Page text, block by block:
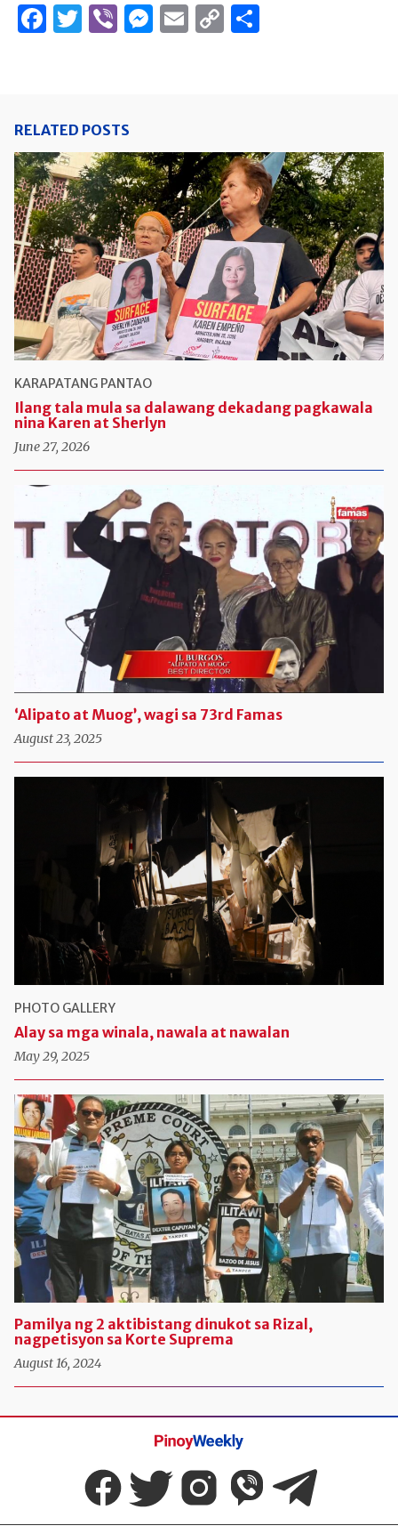
Facebook
Twitter
ViberMessenger
Email
Copy
RELATED POSTS
KARAPATANG PANTAO
Ilang tala mula sa dalawang dekadang pagkawala
nina Karen at Sherlyn
June 27, 2026
‘Alipato at Muog’, wagi sa 73rd Famas
August 23, 2025
PHOTO GALLERY
Alay sa mga winala, nawala at nawalan
May 29, 2025
Pamilya ng 2 aktibistang dinukot sa Rizal,
nagpetisyon sa Korte Suprema
August 16, 2024
Pinoy
Weekly